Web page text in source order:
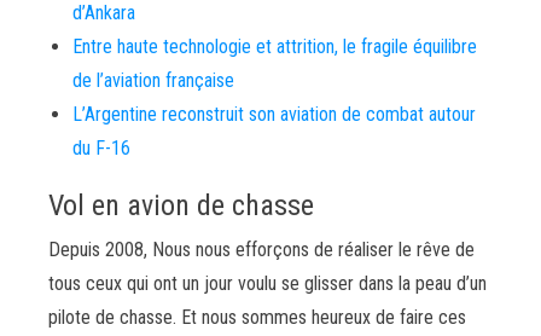
d’Ankara
Entre haute technologie et attrition, le fragile équilibre
de l’aviation française
L’Argentine reconstruit son aviation de combat autour
du F-16
Vol en avion de chasse
Depuis 2008, Nous nous efforçons de réaliser le rêve de
tous ceux qui ont un jour voulu se glisser dans la peau d’un
pilote de chasse. Et nous sommes heureux de faire ces